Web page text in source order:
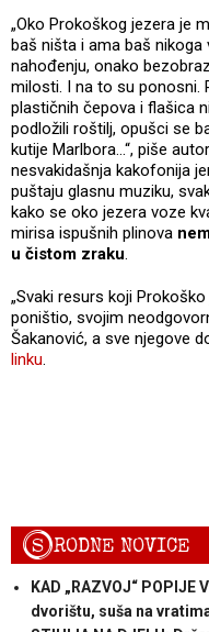
„Oko Prokoškog jezera je
baš ništa i ama baš
nahođenju, onako
milosti. I na to su ponosni.
plastičnih čepova i flašica
podložili roštilj, opušci se
kutije Marlbora...“, piše
nesvakidašnja kakofonija
puštaju glasnu muziku,
kako se oko jezera voze
mirisa ispušnih plinova
u čistom zraku.
„Svaki resurs koji
poništio, svojim
Šakanović, a sve njegove
linku.
SRODNE NOVICE
KAD „RAZVOJ“
dvorištu, suša na